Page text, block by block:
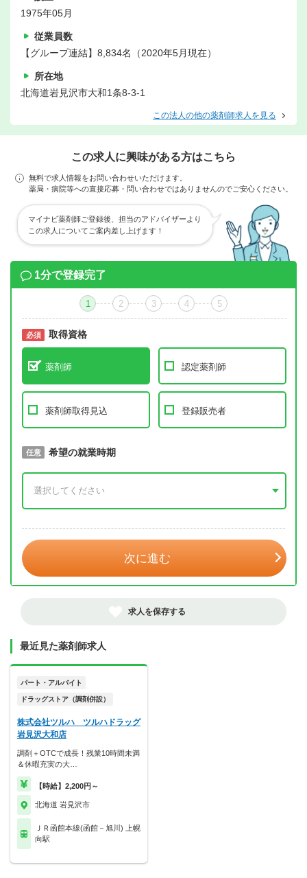
1975年05月
従業員数
【グループ連結】8,834名（2020年5月現在）
所在地
北海道岩見沢市大和1条8-3-1
この法人の他の薬剤師求人を見る
この求人に興味がある方はこちら
無料で求人情報をお問い合わせいただけます。
薬局・病院等への直接応募・問い合わせではありませんのでご安心ください。
マイナビ薬剤師ご登録後、担当のアドバイザーより
この求人についてご案内差し上げます！
1分で登録完了
1 2 3 4 5
必須 取得資格
薬剤師 認定薬剤師
薬剤師取得見込 登録販売者
必須 取得予定年
任意 希望の就業時期
次に進む
求人を保存する
最近見た薬剤師求人
パート・アルバイト
ドラッグストア（調剤併設）
株式会社ツルハ ツルハドラッグ
岩見沢大和店
調剤＋OTCで成長！残業10時間未満
＆休暇充実の大…
【時給】2,200円～
北海道 岩見沢市
ＪＲ函館本線(函館－旭川) 上幌
向駅